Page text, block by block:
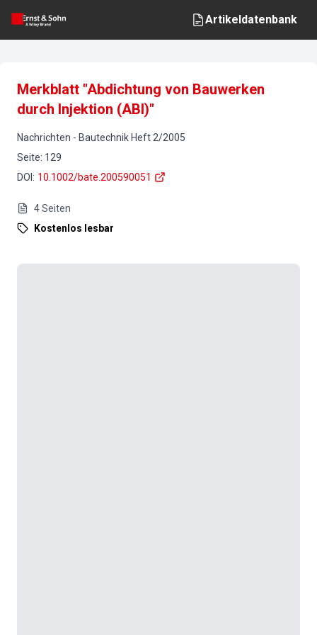
Artikeldatenbank
Merkblatt "Abdichtung von Bauwerken
durch Injektion (ABI)"
Nachrichten - Bautechnik Heft 2/2005
Seite: 129
DOI : 10.1002/bate.200590051
4Seiten
Kostenlos lesbar